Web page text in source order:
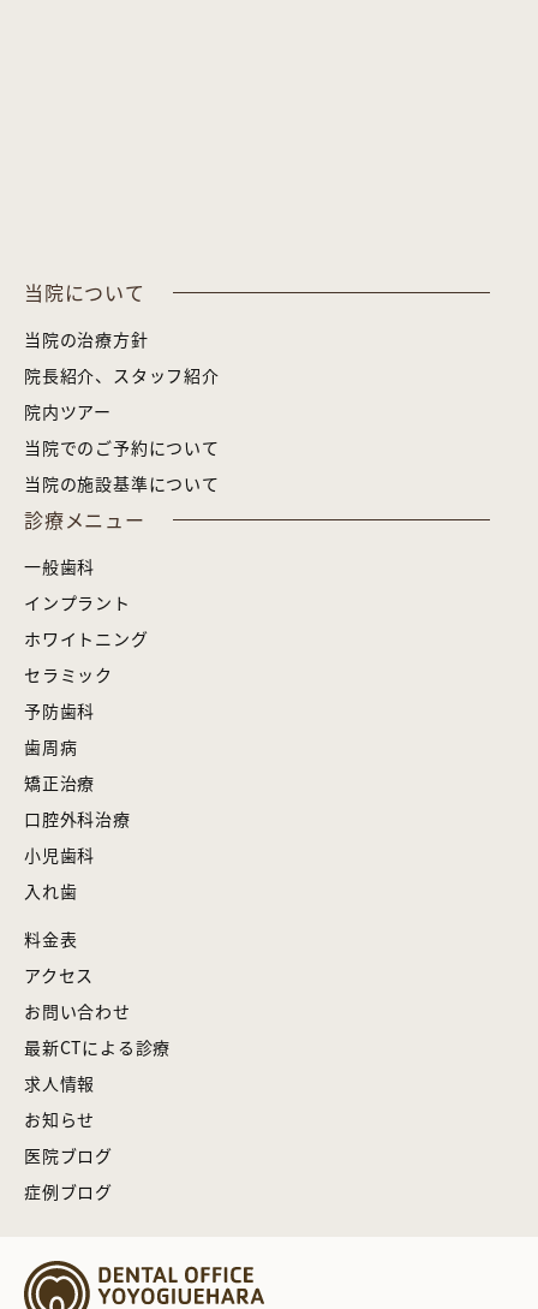
当院について
当院の治療方針
院長紹介、スタッフ紹介
院内ツアー
当院でのご予約について
当院の施設基準について
診療メニュー
一般歯科
インプラント
ホワイトニング
セラミック
予防歯科
歯周病
矯正治療
口腔外科治療
小児歯科
入れ歯
料金表
アクセス
お問い合わせ
最新CTによる診療
求人情報
お知らせ
医院ブログ
症例ブログ